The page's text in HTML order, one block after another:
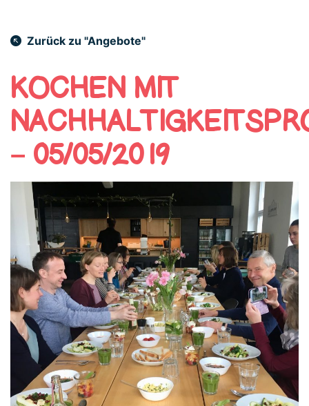
Zurück zu "Angebote"
KOCHEN MIT
– 05/05/2019